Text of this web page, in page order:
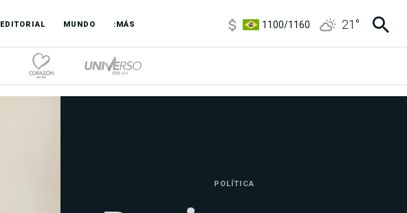
EDITORIAL MUNDO :MÁS
3,8/4
21 °
POLÍTICA